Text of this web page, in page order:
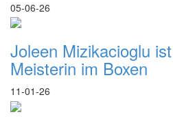
05-06-26
Joleen Mizikacioglu
Meisterin im Boxen
11-01-26